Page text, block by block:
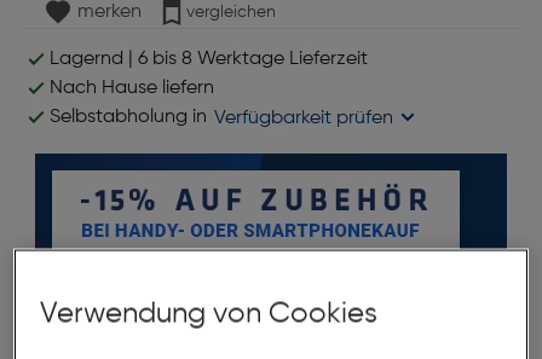
merken vergleichen
Lagernd | 6 bis 8 Werktage Lieferzeit
Nach Hause liefern
Selbstabholung in Verfügbarkeit prüfen
Verwendung von Cookies